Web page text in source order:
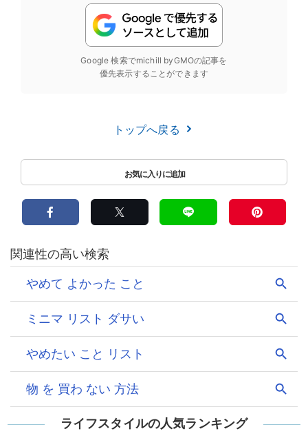
Google 検索でmichill byGMOの記事を
優先表示することができます
トップへ戻る
ライフスタイルの人気ランキング